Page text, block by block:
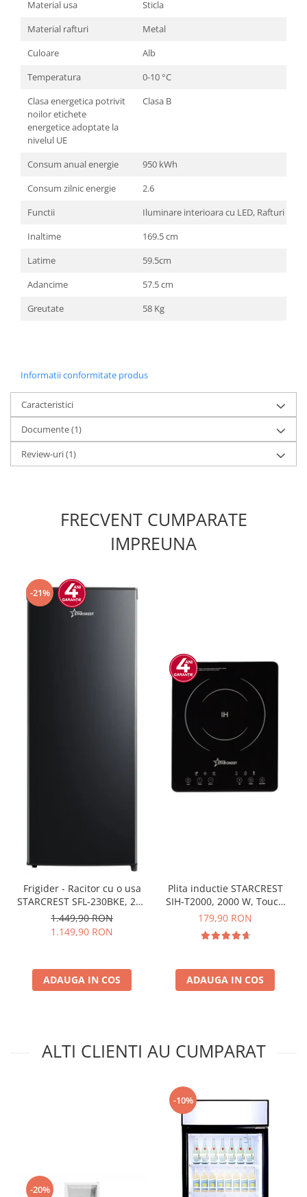
Material usa
Sticla
Material rafturi
Metal
Culoare
Alb
Temperatura
0-10 °C
Clasa energetica potrivit
noilor etichete
energetice adoptate la
nivelul UE
Clasa B
Consum anual energie
950 kWh
Consum zilnic energie
2.6
Functii
Iluminare interioara cu LED, Rafturi
Inaltime
169.5 cm
Latime
59.5cm
Adancime
57.5 cm
Greutate
58 Kg
Informatii conformitate produs
Caracteristici
Documente (1)
Review-uri(1)
FRECVENT CUMPARATE
IMPREUNA
-21%
Frigider - Racitor cu o usa
STARCREST SFL-230BKE, 230
l, Clasa E, Termostat
reglabil, Rafturi ajustabile,
H 142 cm, Negru
1.449,90 RON
1.149,90 RON
ADAUGA IN COS
Plita inductie STARCREST
SIH-T2000, 2000 W, Touch
control, 6 Functii Gatit, Ultra
179,90 RON
ADAUGA IN COS
ALTI CLIENTI AU CUMPARAT
-20%
-10%